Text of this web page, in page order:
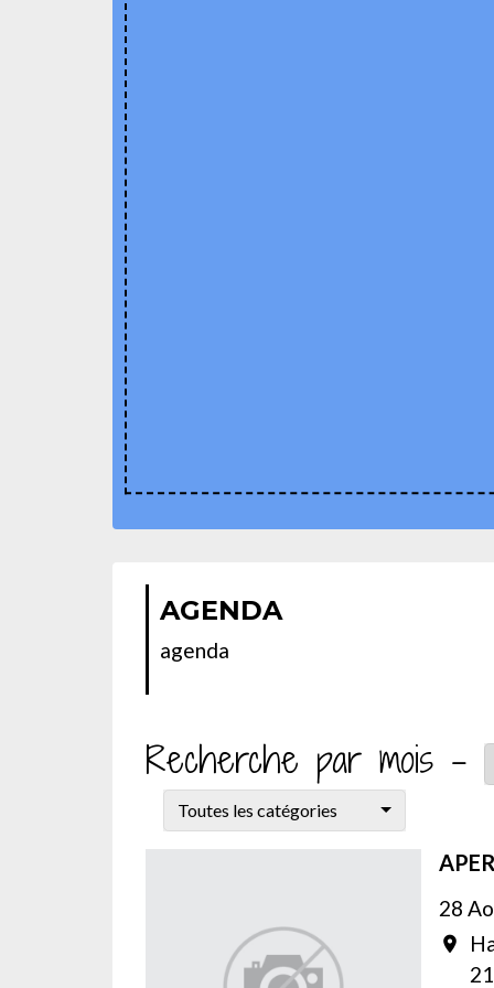
AGENDA
agenda
Recherche par mois -
Toutes les catégories
28
location_on